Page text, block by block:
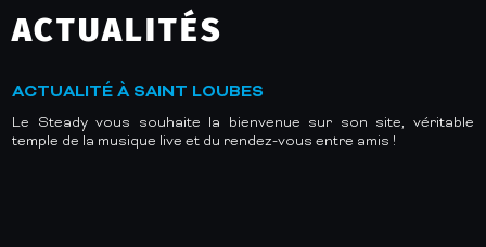
ACTUALITÉS
ACTUALITÉ À SAINT LOUBES
Le Steady vous souhaite la bienvenue sur son site, véritable
temple de la musique live et du rendez-vous entre amis !